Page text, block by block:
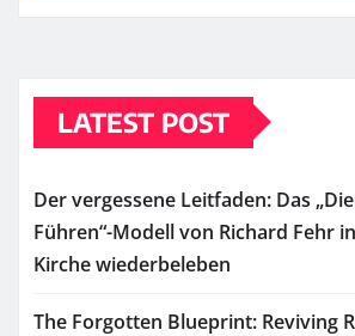
LATEST POST
Der vergessene Leitfaden: Das
Führen“-Modell von Richard Fehr
Kirche wiederbeleben
The Forgotten Blueprint: Reviving